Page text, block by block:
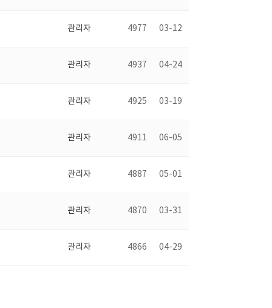
관리자 4977 03-12
관리자 4937 04-24
관리자 4925 03-19
관리자 4911 06-05
관리자 4887 05-01
관리자 4870 03-31
관리자 4866 04-29